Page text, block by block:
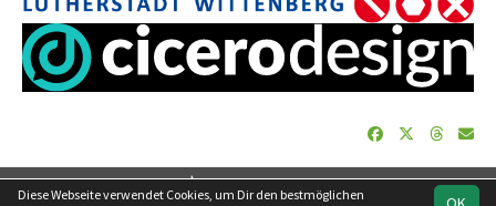
soccero.de
Diese Webseite verwendet Cookies, um Dir den bestmöglichen